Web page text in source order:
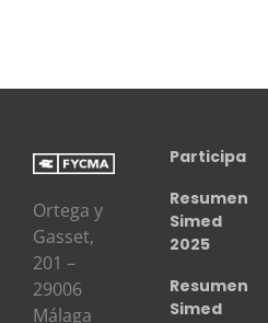
Ortega y
Gasset,
201 –
29006
Málaga
Participa
Resumen
Simed
2025
Resumen
Simed